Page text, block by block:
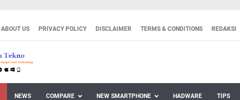
ABOUT US PRIVACY POLICY DISCLAIMER TERMS & CONDITIONS REDAKSI
NEWS COMPARE NEW SMARTPHONE HADWARE TIPS